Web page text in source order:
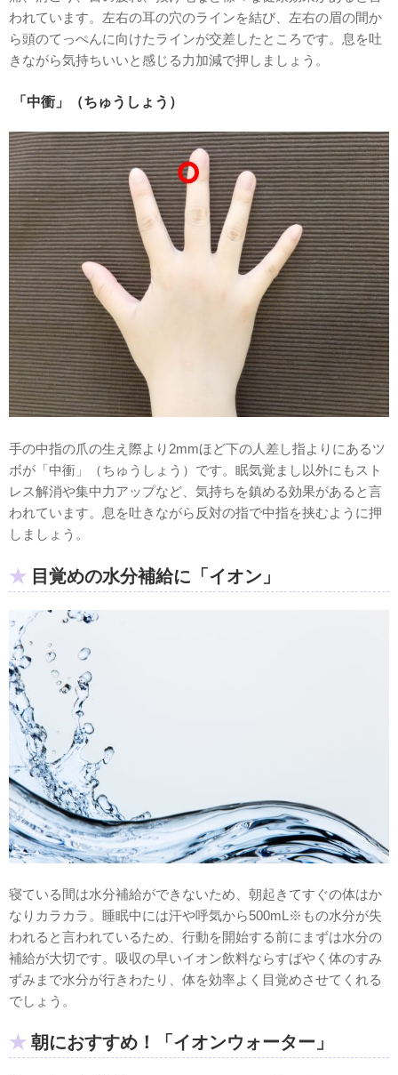
われています。左右の耳の穴のラインを結び、左右の眉の間か
ら頭のてっぺんに向けたラインが交差したところです。息を吐
きながら気持ちいいと感じる力加減で押しましょう。
「中衝」（ちゅうしょう）
手の中指の爪の生え際より2mmほど下の人差し指よりにあるツ
ボが「中衝」（ちゅうしょう）です。眠気覚まし以外にもスト
レス解消や集中力アップなど、気持ちを鎮める効果があると言
われています。息を吐きながら反対の指で中指を挟むように押
しましょう。
目覚めの水分補給に「イオン」
寝ている間は水分補給ができないため、朝起きてすぐの体はか
なりカラカラ。睡眠中には汗や呼気から500mL※もの水分が失
われると言われているため、行動を開始する前にまずは水分の
補給が大切です。吸収の早いイオン飲料ならすばやく体のすみ
ずみまで水分が行きわたり、体を効率よく目覚めさせてくれる
でしょう。
朝におすすめ！「イオンウォーター」